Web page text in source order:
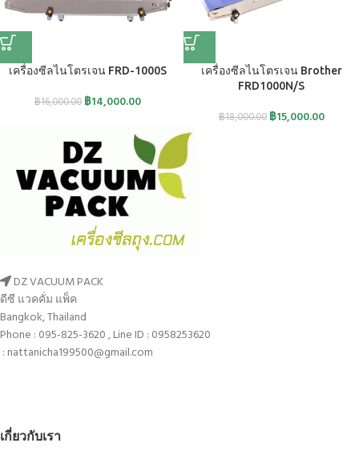
เครื่องซีลไนโตรเจน FRD-1000S
฿16,000.00 ฿14,000.00
เครื่องซีลไนโตรเจน Brother
FRD1000N/S
฿18,000.00 ฿15,000.00
DZ VACUUM PACK
ดีซี แวคคั่ม แพ็ค
Bangkok, Thailand
Phone : 095-825-3620 , Line ID : 0958253620
: nattanicha199500@gmail.com
เกี่ยวกับเรา